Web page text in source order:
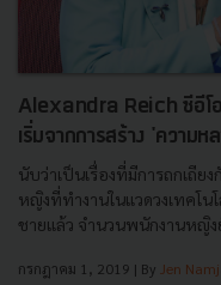
Alexandra Reich ซีอีโ
เริ่มจากการสร้าง 'ความห
นับว่าเป็นเรื่องที่มีการถกเถีย
หญิงที่ทำงานในแวดวงเทคโ
ชายแล้ว จำนวนพนักงานหญิง
กรกฎาคม 1, 2019 | By Jen